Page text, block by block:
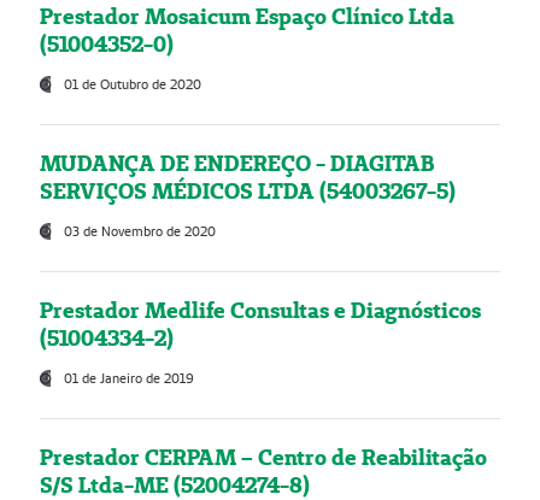
Prestador Mosaicum Espaço Clínico Ltda
(51004352-0)
01 de Outubro de 2020
MUDANÇA DE ENDEREÇO - DIAGITAB
SERVIÇOS MÉDICOS LTDA (54003267-5)
03 de Novembro de 2020
Prestador Medlife Consultas e Diagnósticos
(51004334-2)
01 de Janeiro de 2019
Prestador CERPAM – Centro de Reabilitação
S/S Ltda-ME (52004274-8)